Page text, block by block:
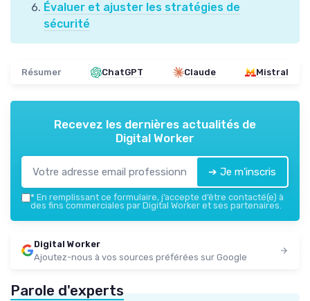
Évaluer et ajuster les stratégies de
sécurité
Résumer ChatGPT Claude Mistral
Recevez les dernières actualités de
Digital Worker
➔ Je m'inscris
* En remplissant ce formulaire, j’accepte d’être contacté(e) à
des fins commerciales par Digital Worker et ses partenaires.
Digital Worker
Ajoutez-nous à vos sources préférées sur Google
Parole d'experts